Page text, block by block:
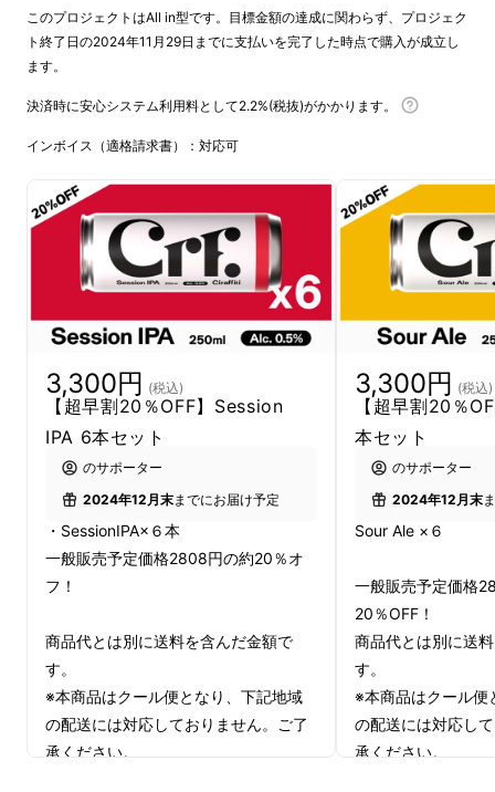
ムなスタイルの缶。
クラフトビールの味わいをシラフでどんなシー
ンでも全力で楽しめる新たな選択肢の登場で
す。
ノンアルでもお酒でも
ない微アルという新
ジャンル
微アルってご存じですか？
最近コンビニやスーパーなどで昔からあるノン
アルコールビールに加えて新たに微アルという
ジャンルが登場していることをご存じでしょう
か。
我々Ciraffiti（シラフィティ）が提案するの
は、 独自の製造技術でビールと同様に発酵さ
せ、香りから後味まで極限までこだわったアル
このプロジェクトはAll in型です。目標金額の達成に関わらず、プロジェク
ト終了日の2024年11月29日までに支払いを完了した時点で購入が成立し
ます。
決済時に安心システム利用料として2.2%(税抜)がかかります。
インボイス（適格請求書）：対応可
3,300円 (税込)
【超早割20％OFF】Session
IPA 6本セット
のサポーター
2024年12月末までにお届け予定
・SessionIPA×６本
一般販売予定価格2808円の約20％オ
フ！
商品代とは別に送料を含んだ金額で
す。
※本商品はクール便となり、下記地域
の配送には対応しておりません。ご了
承ください。
3,300円 (税込)
【超早割20％
本セット
のサポーター
2024年12月末
Sour Ale ×６
一般販売予定価格
20％OFF！
商品代とは別に送
す。
※本商品はクール便
の配送には対応し
承ください。